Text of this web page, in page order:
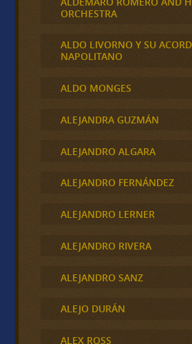
ORCHESTRA
ALDO LIVORNO Y SU
NAPOLITANO
ALDO MONGES
ALEJANDRA GUZMÁN
ALEJANDRO ALGARA
ALEJANDRO FERNÁNDEZ
ALEJANDRO LERNER
ALEJANDRO RIVERA
ALEJANDRO SANZ
ALEJO DURÁN
ALEX ROSS